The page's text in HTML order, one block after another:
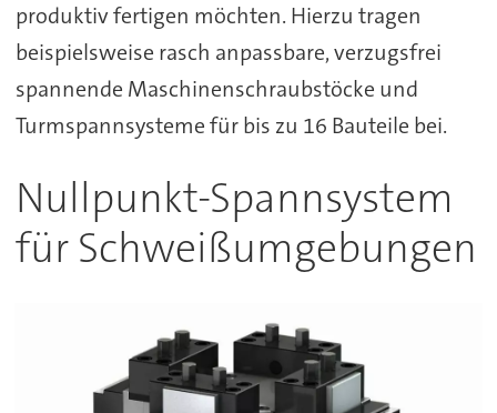
produktiv fertigen möchten. Hierzu tragen
beispielsweise rasch anpassbare, verzugsfrei
spannende Maschinenschraubstöcke und
Turmspannsysteme für bis zu 16 Bauteile bei.
Nullpunkt-Spannsystem
für Schweißumgebungen